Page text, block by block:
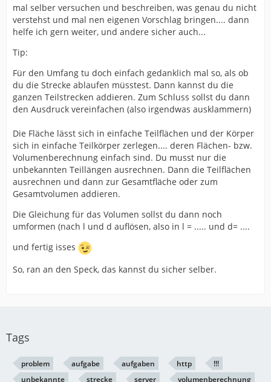
mal selber versuchen und beschreiben, was genau du nicht
verstehst und mal nen eigenen Vorschlag bringen.... dann
helfe ich gern weiter, und andere sicher auch...
Tip:
Für den Umfang tu doch einfach gedanklich mal so, als ob
du die Strecke ablaufen müsstest. Dann kannst du die
ganzen Teilstrecken addieren. Zum Schluss sollst du dann
den Ausdruck vereinfachen (also irgendwas ausklammern)
Die Fläche lässt sich in einfache Teilflächen und der Körper
sich in einfache Teilkörper zerlegen.... deren Flächen- bzw.
Volumenberechnung einfach sind. Du musst nur die
unbekannten Teillängen ausrechnen. Dann die Teilflächen
ausrechnen und dann zur Gesamtfläche oder zum
Gesamtvolumen addieren.
Die Gleichung für das Volumen sollst du dann noch
umformen (nach l und d auflösen, also in l = ..... und d= ....
und fertig isses
So, ran an den Speck, das kannst du sicher selber.
Tags
problem aufgabe aufgaben http
!!!
unbekannte
strecke server volumenberechnung